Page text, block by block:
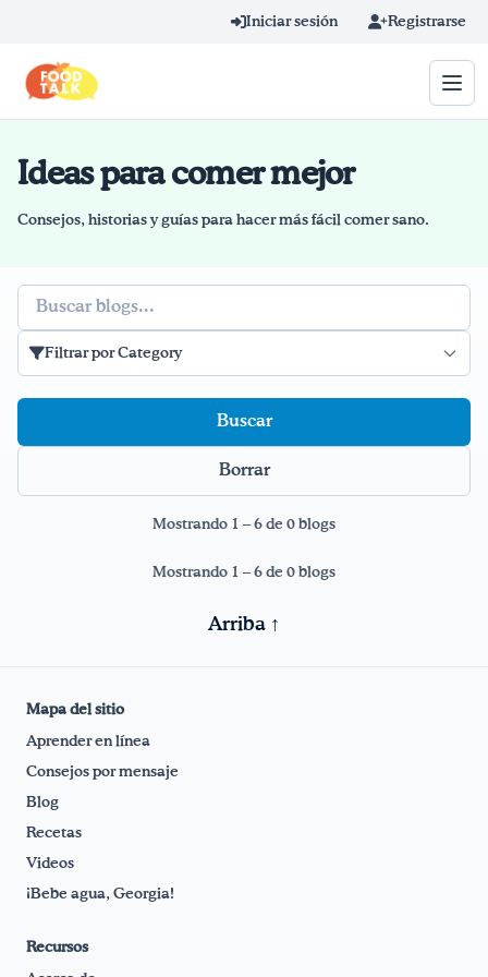
Iniciar sesión Registrarse
Término de búsqueda
Home
Blog
Recetas
Ideas para comer mejor
Consejos, historias y guías para hacer más fácil comer sano.
Buscar
Filtrar por Category
Borrar
Mostrando 1 – 6 de 0 blogs
Mostrando 1 – 6 de 0 blogs
Arriba ↑
Mapa del sitio
Aprender en línea
Consejos por mensaje
Blog
Recetas
Videos
¡Bebe agua, Georgia!
Recursos